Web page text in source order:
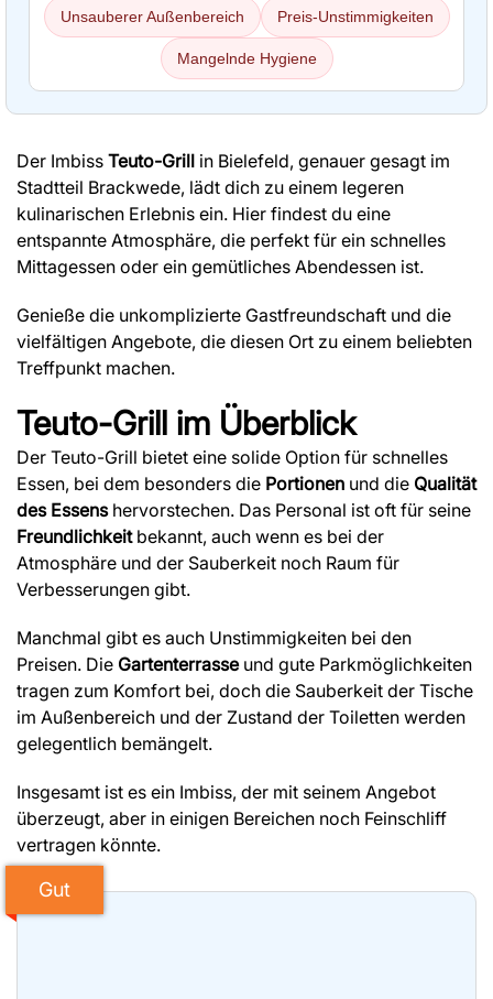
Unsauberer Außenbereich Preis-Unstimmigkeiten
Mangelnde Hygiene
Der Imbiss Teuto-Grill in Bielefeld, genauer gesagt im
Stadtteil Brackwede, lädt dich zu einem legeren
kulinarischen Erlebnis ein. Hier findest du eine
entspannte Atmosphäre, die perfekt für ein schnelles
Mittagessen oder ein gemütliches Abendessen ist.
Genieße die unkomplizierte Gastfreundschaft und die
vielfältigen Angebote, die diesen Ort zu einem beliebten
Treffpunkt machen.
Teuto-Grill im Überblick
Der Teuto-Grill bietet eine solide Option für schnelles
Essen, bei dem besonders die Portionen und die Qualität
des Essenshervorstechen. Das Personal ist oft für seine
Freundlichkeitbekannt, auch wenn es bei der
Atmosphäre und der Sauberkeit noch Raum für
Verbesserungen gibt.
Manchmal gibt es auch Unstimmigkeiten bei den
Preisen. Die Gartenterrasseund gute Parkmöglichkeiten
tragen zum Komfort bei, doch die Sauberkeit der Tische
im Außenbereich und der Zustand der Toiletten werden
gelegentlich bemängelt.
Insgesamt ist es ein Imbiss, der mit seinem Angebot
überzeugt, aber in einigen Bereichen noch Feinschliff
vertragen könnte.
Gut